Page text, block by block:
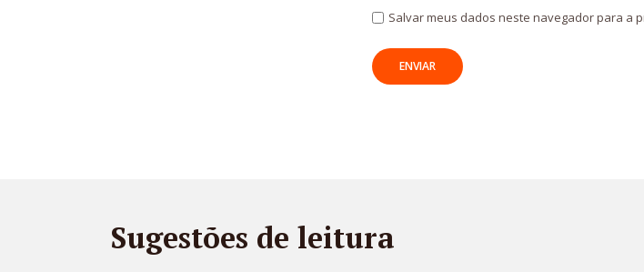
Salvar meus dados neste navegador para a
Sugestões de leitura